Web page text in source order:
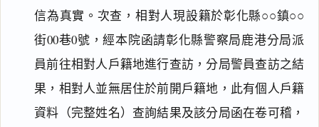
信為真實。次查，相對人現設籍於彰化縣○○鎮○○
街00巷0號，經本院函請彰化縣警察局鹿港分局派
員前往相對人戶籍地進行查訪，分局警員查訪之結
果，相對人並無居住於前開戶籍地，此有個人戶籍
資料（完整姓名）查詢結果及該分局函在卷可稽，
搜尋